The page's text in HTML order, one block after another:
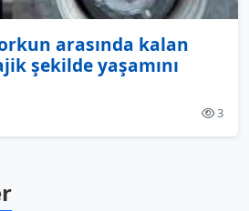
arasında kalan
şekilde yaşamını
3